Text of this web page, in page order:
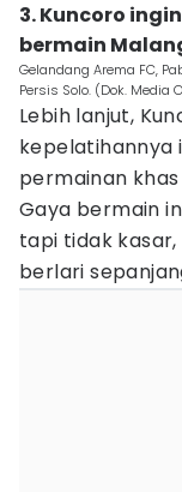
3. Kuncoro
bermain
Gelandang Arema FC,
Persis Solo. (Dok. Media
Lebih lanjut,
kepelatihannya
permainan
Gaya bermain
tapi tidak
berlari